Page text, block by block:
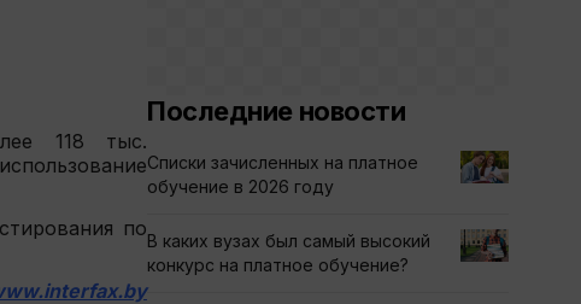
118 тыс.
по
Последние новости
Списки зачисленных на платное
обучение в 2026 году
В каких вузах был самый высокий
конкурс на платное обучение?